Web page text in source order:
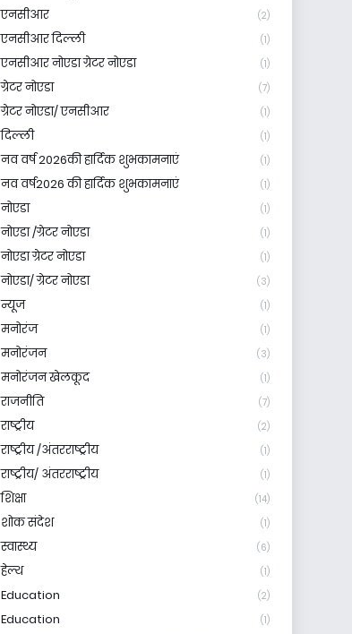
एनसीआर (2)
एनसीआर दिल्ली (1)
एनसीआर नोएडा ग्रेटर नोएडा (1)
ग्रेटर नोएडा (7)
ग्रेटर नोएडा/ एनसीआर (1)
दिल्ली (1)
नव वर्ष 2026की हार्दिक शुभकामनाएं (1)
नव वर्ष2026 की हार्दिक शुभकामनाएं (1)
नोएडा (1)
नोएडा /ग्रेटर नोएडा (1)
नोएडा ग्रेटर नोएडा (1)
नोएडा/ ग्रेटर नोएडा (3)
न्यूज (1)
मनोरंज (1)
मनोरंजन (3)
मनोरंजन खेलकूद (1)
राजनीति (7)
राष्ट्रीय (2)
राष्ट्रीय /अंतरराष्ट्रीय (1)
राष्ट्रीय/ अंतरराष्ट्रीय (1)
शिक्षा (14)
शोक संदेश (1)
स्वास्थ्य (6)
हेल्थ (1)
Education (2)
Education (1)